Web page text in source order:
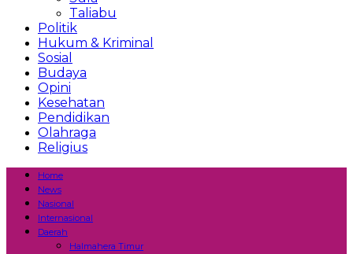
Taliabu
Politik
Hukum & Kriminal
Sosial
Budaya
Opini
Kesehatan
Pendidikan
Olahraga
Religius
Home
News
Nasional
Internasional
Daerah
Halmahera Timur